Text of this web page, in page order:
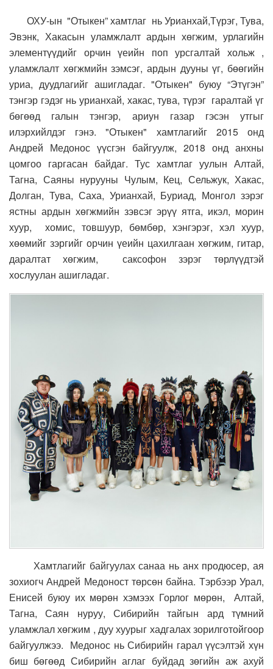
ОХУ-ын "Отыкен” хамтлаг нь Урианхай,Түрэг, Тува,
Эвэнк, Хакасын уламжлалт ардын хөгжим, урлагийн
элементүүдийг орчин үеийн поп урсгалтай хольж ,
уламжлалт хөгжмийн зэмсэг, ардын дууны үг, бөөгийн
уриа, дуудлагийг ашигладаг. "Отыкен" буюу “Этүгэн”
тэнгэр гэдэг нь урианхай, хакас, тува, түрэг гаралтай үг
бөгөөд галын тэнгэр, ариун газар гэсэн утгыг
илэрхийлдэг гэнэ. "Отыкен" хамтлагийг 2015 онд
Андрей Медонос үүсгэн байгуулж, 2018 онд анхны
цомгоо гаргасан байдаг. Тус хамтлаг уулын Алтай,
Тагна, Саяны нурууны Чулым, Кец, Сельжук, Хакас,
Долган, Тува, Саха, Урианхай, Буриад, Монгол зэрэг
ястны ардын хөгжмийн зэвсэг эрүү ятга, икэл, морин
хуур, хомис, товшуур, бөмбөр, хэнгэрэг, хэл хуур,
хөөмийг зэргийг орчин үеийн цахилгаан хөгжим, гитар,
даралтат хөгжим, саксофон зэрэг төрлүүдтэй
хослуулан ашигладаг.
Хамтлагийг байгуулах санаа нь анх продюсер, ая
зохиогч Андрей Медоност төрсөн байна. Тэрбээр Урал,
Енисей буюу их мөрөн хэмээх Горлог мөрөн, Алтай,
Тагна, Саян нуруу, Сибирийн тайгын ард түмний
уламжлал хөгжим , дуу хуурыг хадгалах зорилготойгоор
байгуулжээ. Медонос нь Сибирийн гарал үүсэлтэй хүн
биш бөгөөд Сибирийн аглаг буйдад зөгийн аж ахуй